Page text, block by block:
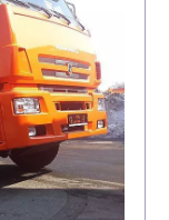
Вакуумные машины
Илососные машины
Каналопромывочные
Комбинированные
Мусоровозы